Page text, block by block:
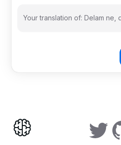
Your translation of: Delam ne,